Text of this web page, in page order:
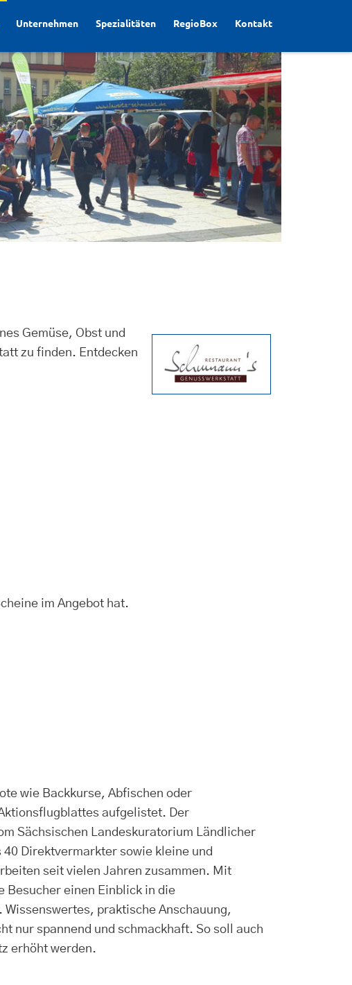
Unternehmen Spezialitäten RegioBox Kontakt
Gemüse, Obst und
zu finden. Entdecken
im Angebot hat.
wie Backkurse, Abfischen oder
aufgelistet. Der
Sächsischen Landeskuratorium Ländlicher
Direktvermarkter sowie kleine und
seit vielen Jahren zusammen. Mit
Besucher einen Einblick in die
praktische Anschauung,
nur spannend und schmackhaft. So soll auch
erhöht werden.